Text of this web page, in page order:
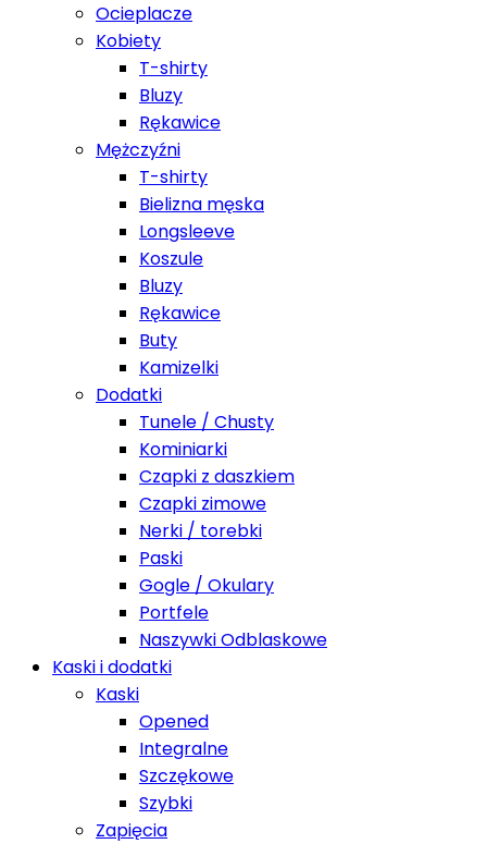
Ocieplacze
Kobiety
T-shirty
Bluzy
Rękawice
Mężczyźni
T-shirty
Bielizna męska
Longsleeve
Koszule
Bluzy
Rękawice
Buty
Kamizelki
Dodatki
Tunele / Chusty
Kominiarki
Czapki z daszkiem
Czapki zimowe
Nerki / torebki
Paski
Gogle / Okulary
Portfele
Naszywki Odblaskowe
Kaski i dodatki
Kaski
Opened
Integralne
Szczękowe
Szybki
Zapięcia